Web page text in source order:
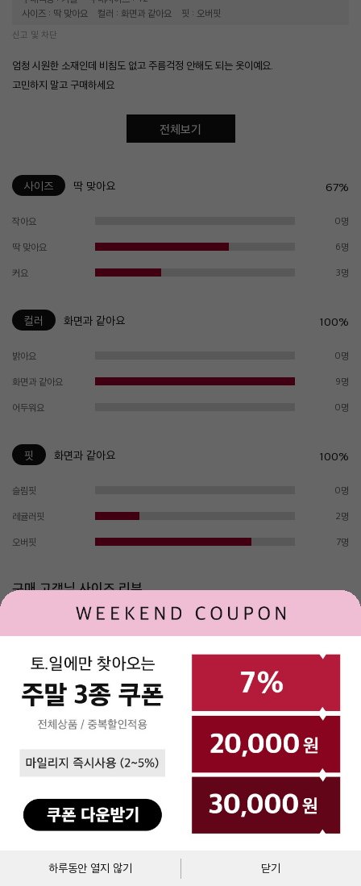
하루동안 열지 않기 닫기
장바구니 바로구매
사이즈 : 딱 맞아요
컬러 : 화면과 같아요 핏 : 오버핏
신고 및 차단
엄청 시원한 소재인데 비침도 없고 주름걱정 안해도 되는 옷이예요.
고민하지 말고 구매하세요
전체보기
사이즈 딱 맞아요 67%
작아요 0명
딱 맞아요 6명
커요 3명
컬러 화면과 같아요 100%
밝아요 0명
화면과 같아요 9명
어두워요 0명
핏 화면과 같아요 100%
슬림핏 0명
레귤러핏 2명
오버핏 7명
구매 고객님 사이즈 리뷰
키 몸무게 구매사이즈
168 52
고객센터 매장안내
BENETTON MALL
(주)베네통코리아
대표이사 : 김규완
사업자 등록번호 : 211-86-40964
통신판매업신고 :제2017-서울서초-1250
고객센터 : 1544-2855
개인정보처리방침